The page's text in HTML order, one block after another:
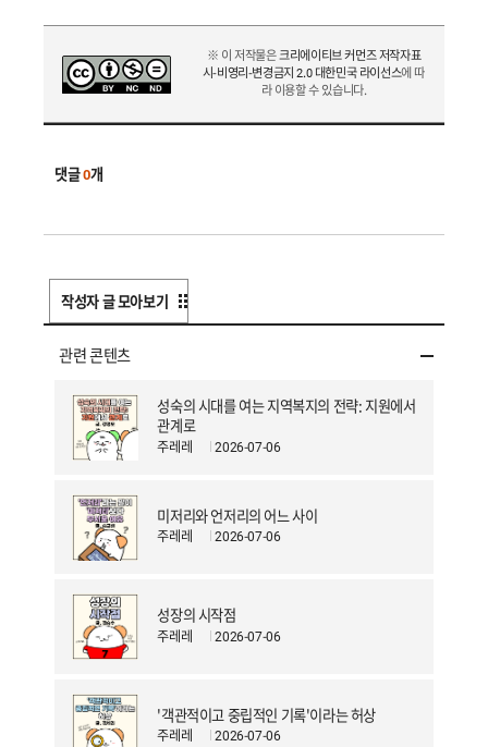
※ 이 저작물은크리에이티브 커먼즈 저작자표
시-비영리-변경금지 2.0 대한민국 라이선스에 따
라 이용할 수 있습니다.
댓글0개
작성자 글 모아보기
관련 콘텐츠
성숙의 시대를 여는 지역복지의 전략: 지원에서
관계로
주레레 2026-07-06
미저리와 언저리의 어느 사이
주레레 2026-07-06
성장의 시작점
주레레 2026-07-06
'객관적이고 중립적인 기록'이라는 허상
주레레 2026-07-06